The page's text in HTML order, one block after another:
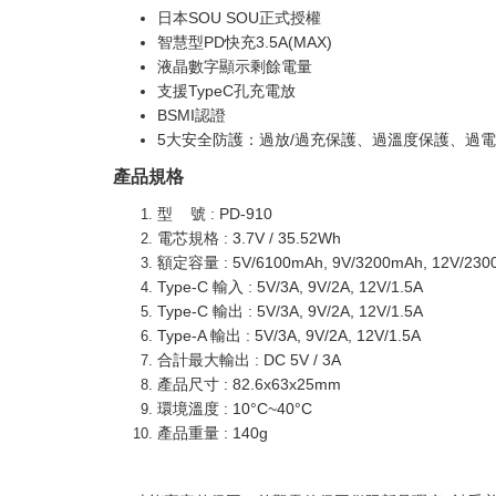
日本SOU SOU正式授權
智慧型PD快充3.5A(MAX)
液晶數字顯示剩餘電量
支援TypeC孔充電放
BSMI認證
5大安全防護：過放/過充保護、過溫度保護、過
產品規格
型 號 : PD-910
電芯規格 : 3.7V / 35.52Wh
額定容量 : 5V/6100mAh, 9V/3200mAh, 12V/
Type-C 輸入 : 5V/3A, 9V/2A, 12V/1.5A
Type-C 輸出 : 5V/3A, 9V/2A, 12V/1.5A
Type-A 輸出 : 5V/3A, 9V/2A, 12V/1.5A
合計最大輸出 : DC 5V / 3A
產品尺寸 : 82.6x63x25mm
環境溫度 : 10°C~40°C
產品重量 : 140g